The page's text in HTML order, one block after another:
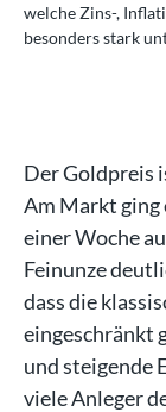
welche Zins-,
besonders stark
Der Goldpreis
Am Markt ging
einer Woche
Feinunze
dass die
eingeschränkt
und steigende
viele Anleger